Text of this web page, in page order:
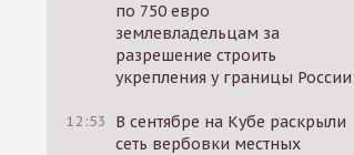
по 750 евро
землевладельцам за
разрешение строить
укрепления у границы России
12:53
В сентябре на Кубе раскрыли
сеть вербовки местных